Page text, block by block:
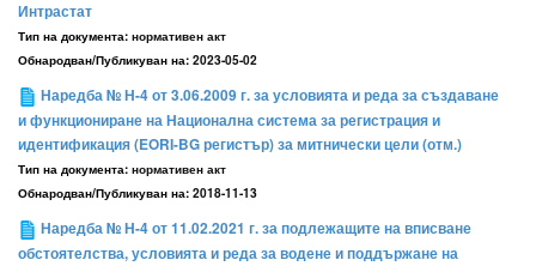
Интрастат
Тип на документа: нормативен акт
Обнародван/Публикуван на: 2023-05-02
Наредба № Н-4 от 3.06.2009 г. за условията и реда за създаване
и функциониране на Национална система за регистрация и
идентификация (EORI-BG регистър) за митнически цели (отм.)
Тип на документа: нормативен акт
Обнародван/Публикуван на: 2018-11-13
Наредба № Н-4 от 11.02.2021 г. за подлежащите на вписване
обстоятелства, условията и реда за водене и поддържане на